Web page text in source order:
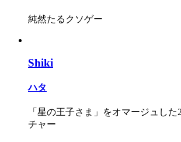
純然たるクソゲー
Shiki
ハタ
「星の王子さま」をオマージュし
チャー